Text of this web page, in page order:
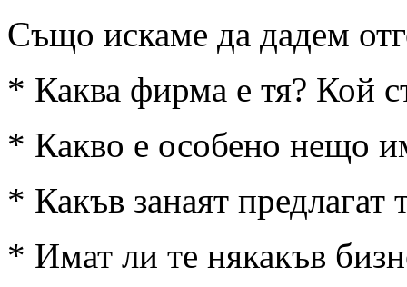
Също искаме да дадем
* Каква фирма е тя? Кой
* Какво е особено нещо
* Какъв занаят предлагат
* Имат ли те някакъв